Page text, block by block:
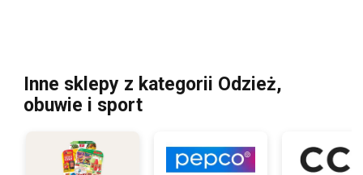
Inne sklepy z kategorii Odzież,
obuwie i sport